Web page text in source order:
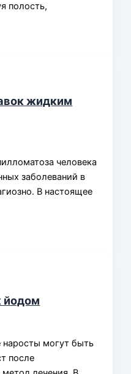
полость,
жидким
человека
заболеваний в
В настоящее
йодом
могут быть
после